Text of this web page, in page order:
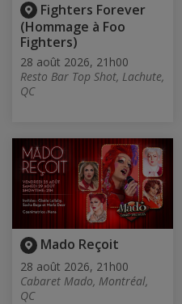
Fighters Forever
(Hommage à Foo
Fighters)
28 août 2026, 21h00
Resto Bar Top Shot, Lachute,
QC
Mado Reçoit
28 août 2026, 21h00
Cabaret Mado, Montréal,
QC